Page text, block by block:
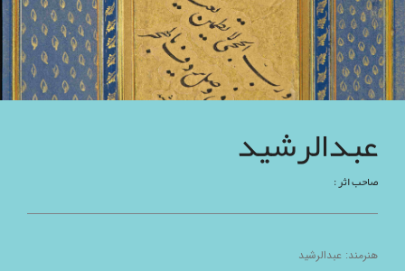
عبدالرشید
صاحب اثر :
هنرمند: عبدالرشید